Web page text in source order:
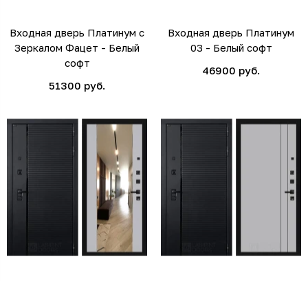
Входная дверь Платинум с
Зеркалом Фацет - Белый
софт
51300 руб.
Входная дверь Платинум
03 - Белый софт
46900 руб.